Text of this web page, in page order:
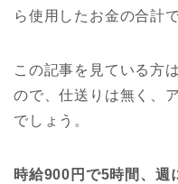
ら使用したお金の合計で
この記事を見ている方
ので、仕送りは無く、
でしょう。
時給900円で5時間、週